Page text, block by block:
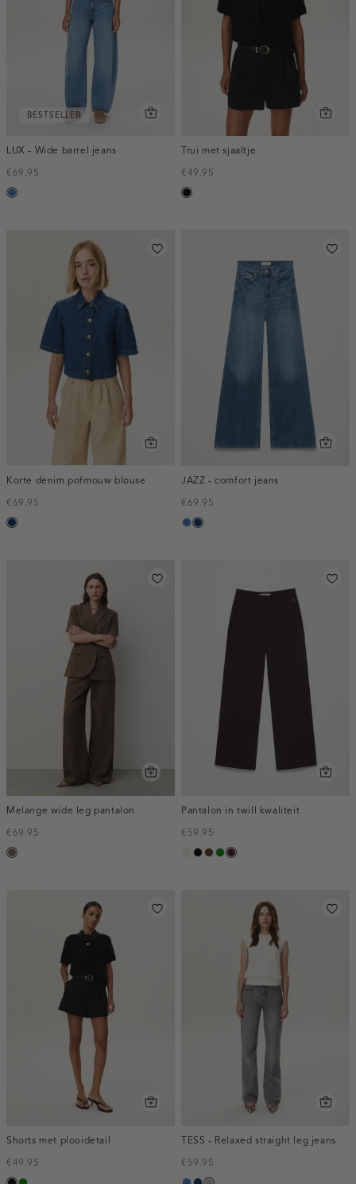
BESTSELLER
LUX - Wide barrel jeans
€69.95
blauw,
Trui met sjaaltje
€49.95
zwart
Korte denim pofmouw blouse
€69.95
blauw,
JAZZ - comfort jeans
€69.95
blauw,
blauw,
Melange wide leg pantalon
€69.95
bruin
Pantalon in twill kwaliteit
€59.95
ecru
zwart
toffee
groen
pruim,
Shorts met plooidetail
€49.95
TESS - Relaxed straight leg jeans
€59.95